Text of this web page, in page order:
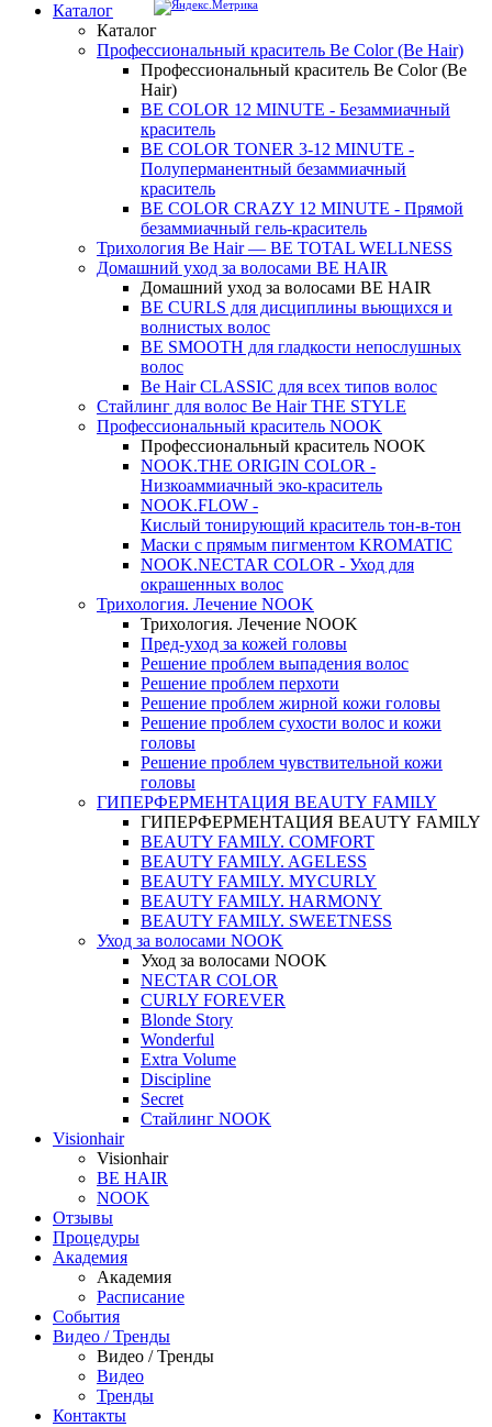
Каталог
Каталог
Профессиональный краситель Be Color (Be Hair)
Профессиональный краситель Be Color (Be
Hair)
BE COLOR 12 MINUTE - Безаммиачный
краситель
BE COLOR TONER 3-12 MINUTE -
Полуперманентный безаммиачный
краситель
BE COLOR CRAZY 12 MINUTE - Прямой
безаммиачный гель-краситель
Трихология Be Hair — BE TOTAL WELLNESS
Домашний уход за волосами BE HAIR
Домашний уход за волосами BE HAIR
BE CURLS для дисциплины вьющихся и
волнистых волос
BE SMOOTH для гладкости непослушных
волос
Be Hair CLASSIC для всех типов волос
Стайлинг для волос Be Hair THE STYLE
Профессиональный краситель NOOK
Профессиональный краситель NOOK
NOOK.THE ORIGIN COLOR -
Низкоаммиачный эко-краситель
NOOK.FLOW -
Кислый тонирующий краситель тон-в-тон
Маски с прямым пигментом KROMATIC
NOOK.NECTAR COLOR - Уход для
окрашенных волос
Трихология. Лечение NOOK
Трихология. Лечение NOOK
Пред-уход за кожей головы
Решение проблем выпадения волос
Решение проблем перхоти
Решение проблем жирной кожи головы
Решение проблем сухости волос и кожи
головы
Решение проблем чувствительной кожи
головы
ГИПЕРФЕРМЕНТАЦИЯ BEAUTY FAMILY
ГИПЕРФЕРМЕНТАЦИЯ BEAUTY FAMILY
BEAUTY FAMILY. COMFORT
BEAUTY FAMILY. AGELESS
BEAUTY FAMILY. MYCURLY
BEAUTY FAMILY. HARMONY
BEAUTY FAMILY. SWEETNESS
Уход за волосами NOOK
Уход за волосами NOOK
NECTAR COLOR
CURLY FOREVER
Blonde Story
Wonderful
Extra Volume
Discipline
Secret
Стайлинг NOOK
Visionhair
Visionhair
BE HAIR
NOOK
Отзывы
Процедуры
Академия
Академия
Расписание
События
Видео / Тренды
Видео / Тренды
Видео
Тренды
Контакты